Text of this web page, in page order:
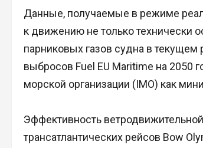
Данные, получаемые в режиме
к движению не только технически
парниковых газов судна в текущем
выбросов Fuel EU Maritime на 2050
морской организации (IMO) как
Эффективность
трансатлантических рейсов Bow